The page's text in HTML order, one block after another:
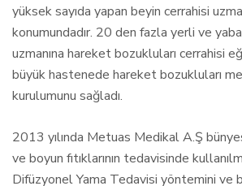
yüksek sayıda yapan beyin cerrahisi
konumundadır. 20 den fazla yerli ve
uzmanına hareket bozukluları cerrahisi
büyük hastenede hareket bozukluları
kurulumunu sağladı.
2013 yılında Metuas Medikal A.Ş
ve boyun fıtıklarının tedavisinde
Difüzyonel Yama Tedavisi yöntemini ve